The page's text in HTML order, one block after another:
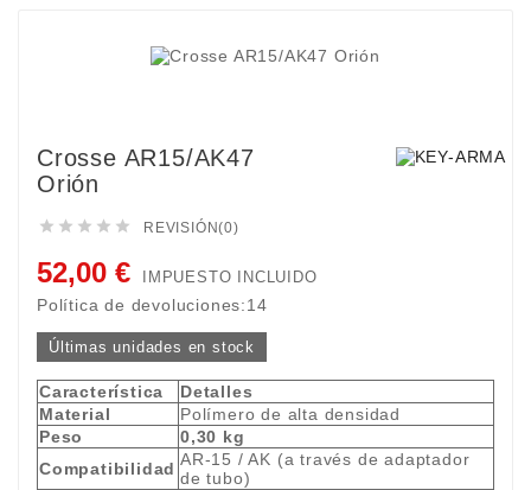
Crosse AR15/AK47
Orión
     REVISIÓN(0)
52,00 € IMPUESTO INCLUIDO
Política de devoluciones:14
Últimas unidades en stock
Característica
Detalles
Material
Polímero de alta densidad
Peso
0,30 kg
Compatibilidad AR-15 / AK (a través de adaptador
de tubo)